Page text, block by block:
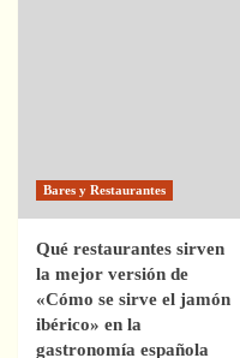
Bares y Restaurantes
Qué restaurantes sirven
la mejor versión de
«Cómo se sirve el jamón
ibérico» en la
gastronomía española